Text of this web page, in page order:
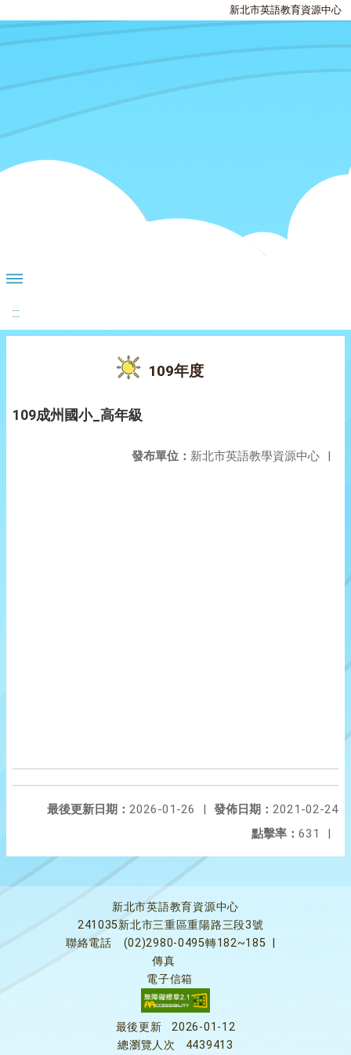
新北市英語教育資源中心
:::
109年度
109成州國小_高年級
發布單位： 新北市英語教學資源中心 |
發佈日期： 2021-02-24
最後更新日期： 2026-01-26
|
點擊率： 631 |
新北市英語教育資源中心
241035新北市三重區重陽路三段3號
聯絡電話
(02)2980-0495轉182~185
傳真
電子信箱
最後更新
2026-01-12
總瀏覽人次
4439413